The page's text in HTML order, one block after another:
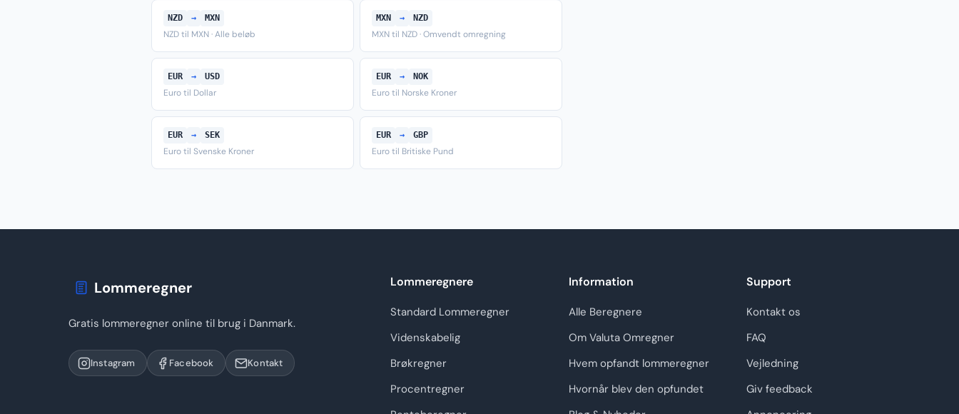
NZD → MXN
NZD til MXN · Alle beløb
MXN → NZD
MXN til NZD · Omvendt omregning
EUR → USD
Euro til Dollar
EUR → NOK
Euro til Norske Kroner
EUR → SEK
Euro til Svenske Kroner
EUR → GBP
Euro til Britiske Pund
Lommeregner
Gratis lommeregner online til brug i Danmark.
Instagram Facebook Kontakt
Lommeregnere
Standard Lommeregner
Videnskabelig
Brøkregner
Procentregner
Information
Alle Beregnere
Om Valuta Omregner
Hvem opfandt lommeregner
Hvornår blev den opfundet
Support
Kontakt os
FAQ
Vejledning
Giv feedback